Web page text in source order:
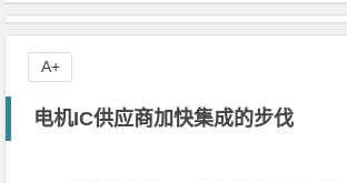
电机IC供应商加快集成的步伐
A+